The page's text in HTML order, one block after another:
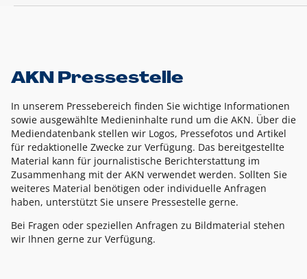
AKN Pressestelle
In unserem Pressebereich finden Sie wichtige Informationen
sowie ausgewählte Medieninhalte rund um die AKN. Über die
Mediendatenbank stellen wir Logos, Pressefotos und Artikel
für redaktionelle Zwecke zur Verfügung. Das bereitgestellte
Material kann für journalistische Berichterstattung im
Zusammenhang mit der AKN verwendet werden. Sollten Sie
weiteres Material benötigen oder individuelle Anfragen
haben, unterstützt Sie unsere Pressestelle gerne.
Bei Fragen oder speziellen Anfragen zu Bildmaterial stehen
wir Ihnen gerne zur Verfügung.